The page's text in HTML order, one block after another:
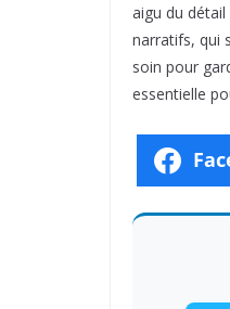
aigu du
narratifs, qui
soin pour
essentielle